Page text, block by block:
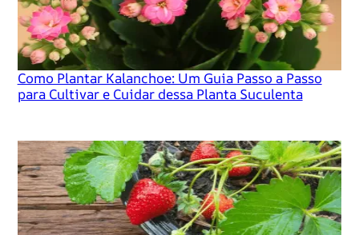
Como Plantar Kalanchoe: Um Guia Passo a Passo
para Cultivar e Cuidar dessa Planta Suculenta